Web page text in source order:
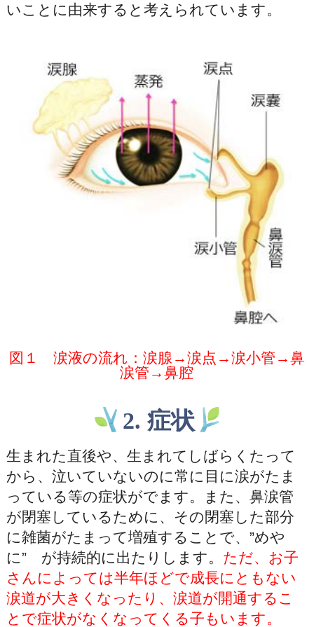
いことに由来すると考えられています。
図１ 涙液の流れ：涙腺→涙点→涙小管→鼻
涙管→鼻腔
2. 症状
生まれた直後や、生まれてしばらくたって
から、泣いていないのに常に目に涙がたま
っている等の症状がでます。また、鼻涙管
が閉塞しているために、その閉塞した部分
に雑菌がたまって増殖することで、”めや
に” が持続的に出たりします。 ただ、お子
さんによっては半年ほどで成長にともない
涙道が大きくなったり、涙道が開通するこ
とで症状がなくなってくる子もいます。